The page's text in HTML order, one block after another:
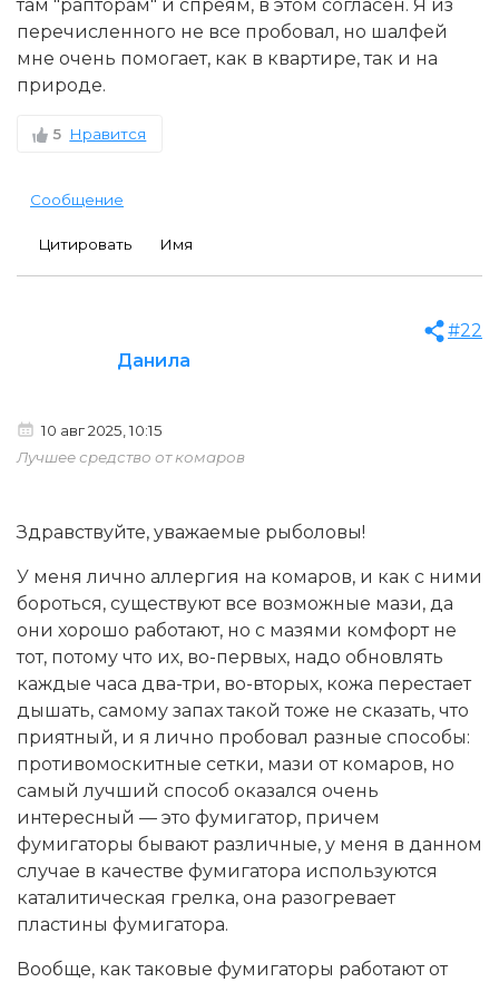
там "рапторам" и спреям, в этом согласен. Я из
перечисленного не все пробовал, но шалфей
мне очень помогает, как в квартире, так и на
природе.
5 Нравится
Сообщение
Цитировать Имя
Данила
#22
10 авг 2025, 10:15
Лучшее средство от комаров
Здравствуйте, уважаемые рыболовы!
У меня лично аллергия на комаров, и как с ними
бороться, существуют все возможные мази, да
они хорошо работают, но с мазями комфорт не
тот, потому что их, во-первых, надо обновлять
каждые часа два-три, во-вторых, кожа перестает
дышать, самому запах такой тоже не сказать, что
приятный, и я лично пробовал разные способы:
противомоскитные сетки, мази от комаров, но
самый лучший способ оказался очень
интересный — это фумигатор, причем
фумигаторы бывают различные, у меня в данном
случае в качестве фумигатора используются
каталитическая грелка, она разогревает
пластины фумигатора.
Вообще, как таковые фумигаторы работают от